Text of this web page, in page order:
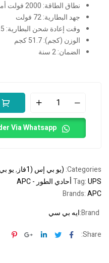
نطاق الطاقة: 2000 فولت أمبير/1600 واط
جهد البطارية: 72 فولت
وقت إعادة شحن البطارية: 5.5 ساعة
الوزن (كجم): 51.7 كجم
الضمان: 2 سنة
Via Whatsapp
Categories: (يو بي إس (1فاز ,يو
Tag:UPS أحادي الطور - APC
Brands:APC
Brand:ايه بي سي
Share:
Facebook
Twitter
Linkedin
Google+